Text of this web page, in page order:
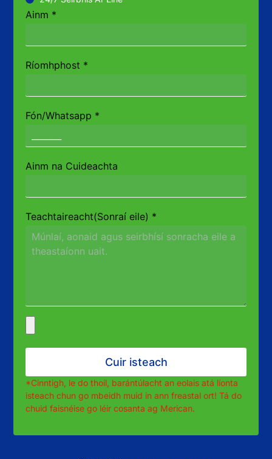
Ainm *
Ríomhphost *
Fón/Whatsapp *
Ainm na Cuideachta
Teachtaireacht(Sonraí eile) *
Cuir isteach
*Cinntigh, le do thoil, barántúlacht an eolais atá líonta
isteach chun go mbeidh muid in ann freastal ort! Tá do
chuid faisnéise go léir cosanta ag Merican.